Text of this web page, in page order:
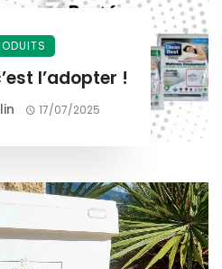
l’adopter !
17/07/2025